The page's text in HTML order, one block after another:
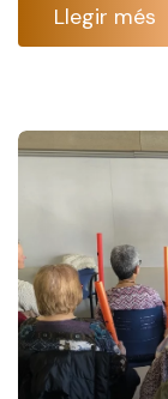
Llegir més